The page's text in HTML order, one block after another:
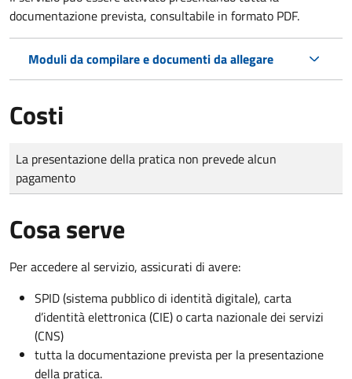
documentazione prevista, consultabile in formato PDF.
Moduli da compilare e documenti da allegare
Costi
Tipo di pagamento
Importo
La presentazione della pratica non prevede alcun
pagamento
Cosa serve
Per accedere al servizio, assicurati di avere:
SPID (sistema pubblico di identità digitale), carta
d’identità elettronica (CIE) o carta nazionale dei servizi
(CNS)
tutta la documentazione prevista per la presentazione
della pratica.